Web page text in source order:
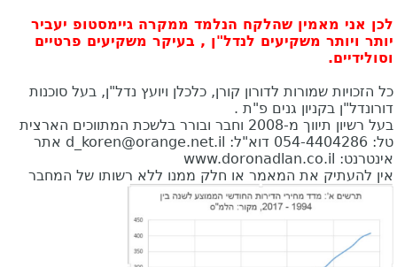
לכן אני מאמין שהלקח הנלמד ממקרה גיימסטופ יעביר
יותר ויותר משקיעים לנדל"ן , בעיקר משקיעים פרטיים
וסולידיים.
כל הזכויות שמורות לדורון קורן, כלכלן ויועץ נדל"ן, בעל סוכנות
דורונדל"ן בקניון גנים פ"ת .
בעל רשיון תיווך מ-2008 וחבר ובורר בלשכת המתווכים הארצית
טל: 054-4404286 דוא"ל:
d_koren@orange.net.il אתר
אינטרנט: www.doronadlan.co.il
אין להעתיק את המאמר או חלק ממנו ללא רשותו של המחבר